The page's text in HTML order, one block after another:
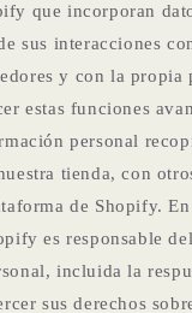
que incorporan
sus interacciones
y con la propia
estas funciones
personal
tienda, con
de Shopify. En
es responsable
incluida la
sus derechos